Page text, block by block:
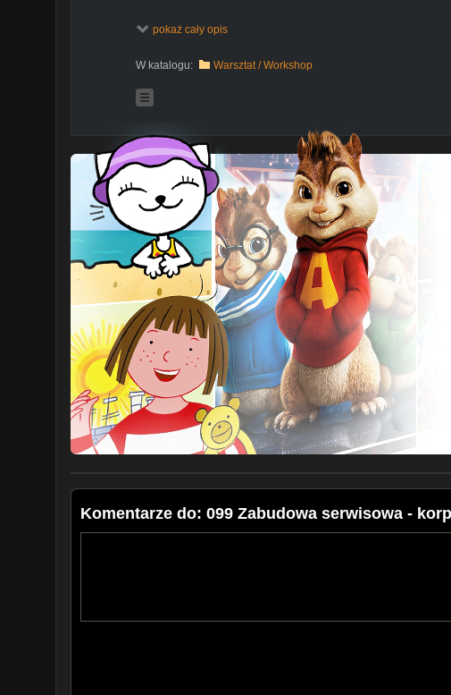
http://audionautix.com
https://www.youtube.com/channel/UCht8qITGkBvXKsR1Byln-wA
pokaż cały opis
W katalogu: Warsztat / Workshop
Komentarze do: 099 Zabudowa serwisowa -